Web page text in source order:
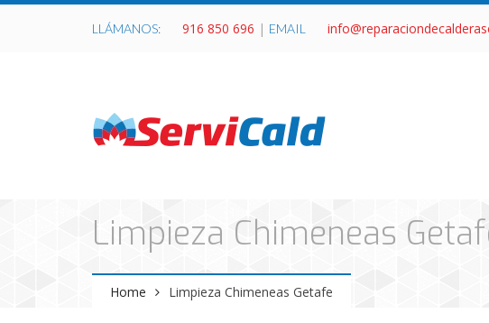
LLÁMANOS: 916 850 696 | EMAIL
Limpieza Chimeneas
Home Limpieza Chimeneas Getafe